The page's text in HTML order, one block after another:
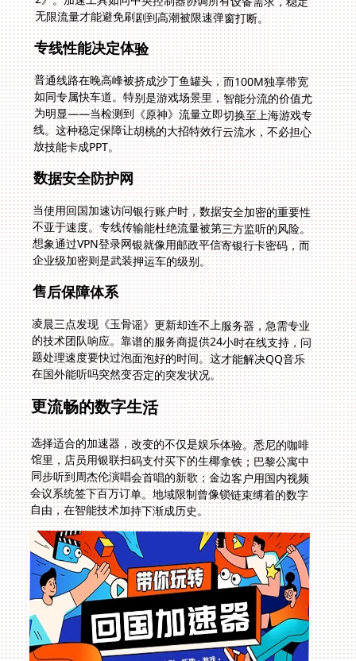
无限流量才能避免刷剧到高潮被限速弹窗打断。
专线性能决定体验
普通线路在晚高峰被挤成沙丁鱼罐头，而100M独享带宽
如同专属快车道。特别是游戏场景里，智能分流的价值尤
为明显——当检测到《原神》流量立即切换至上海游戏专
线。这种稳定保障让胡桃的大招特效行云流水，不必担心
放技能卡成PPT。
数据安全防护网
当使用回国加速访问银行账户时，数据安全加密的重要性
不亚于速度。专线传输能杜绝流量被第三方监听的风险。
想象通过VPN登录网银就像用邮政平信寄银行卡密码，而
企业级加密则是武装押运车的级别。
售后保障体系
凌晨三点发现《玉骨谣》更新却连不上服务器，急需专业
的技术团队响应。靠谱的服务商提供24小时在线支持，问
题处理速度要快过泡面泡好的时间。这才能解决QQ音乐
在国外能听吗突然变否定的突发状况。
更流畅的数字生活
选择适合的加速器，改变的不仅是娱乐体验。悉尼的咖啡
馆里，店员用银联扫码支付买下的生椰拿铁；巴黎公寓中
同步听到周杰伦演唱会首唱的新歌；金边客户用国内视频
会议系统签下百万订单。地域限制曾像锁链束缚着的数字
自由，在智能技术加持下渐成历史。